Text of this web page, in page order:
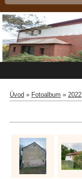
Úvod » Fotoalbum » 2022